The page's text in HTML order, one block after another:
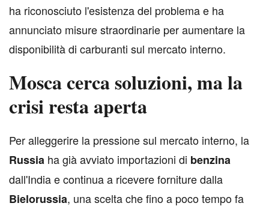
ha riconosciuto l'esistenza del problema e ha
annunciato misure straordinarie per aumentare la
disponibilità di carburanti sul mercato interno.
Mosca cerca soluzioni, ma la
crisi resta aperta
Per alleggerire la pressione sul mercato interno, la
Russia ha già avviato importazioni di benzina
dall'India e continua a ricevere forniture dalla
Bielorussia, una scelta che fino a poco tempo fa